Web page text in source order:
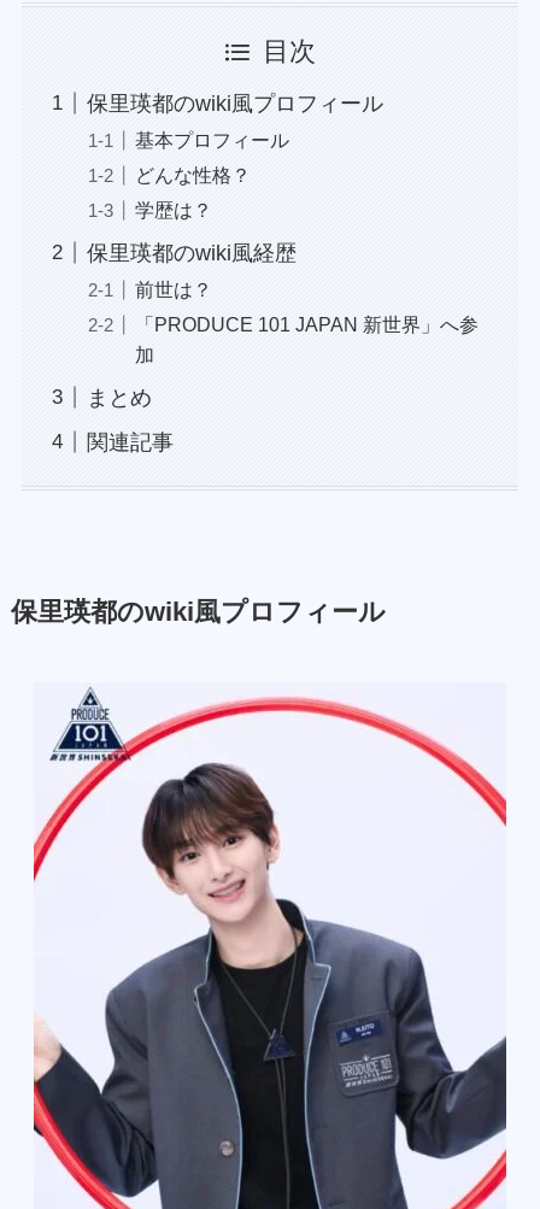
目次
保里瑛都のwiki風プロフィール
基本プロフィール
どんな性格？
学歴は？
保里瑛都のwiki風経歴
前世は？
「PRODUCE 101 JAPAN 新世界」へ参
加
まとめ
関連記事
保里瑛都のwiki風プロフィール